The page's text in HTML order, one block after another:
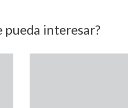
pueda interesar?